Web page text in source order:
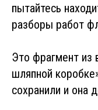
пытайтесь
разборы работ
Это фрагмент из
шляпной
сохранили и она